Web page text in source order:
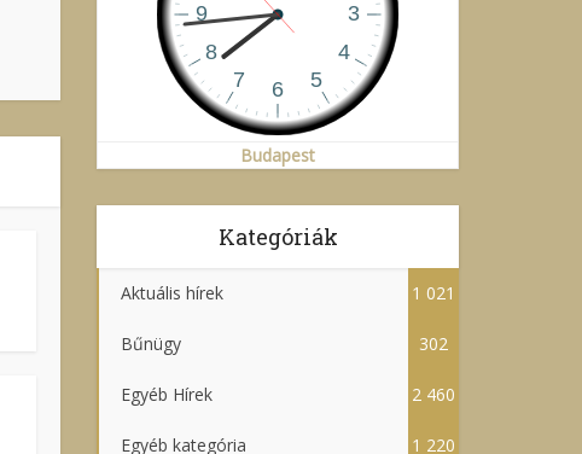
Budapest
Kategóriák
Aktuális hírek 1 021
Bűnügy 302
Egyéb Hírek 2 460
Egyéb kategória 1 220